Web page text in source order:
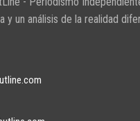
y un análisis de la realidad